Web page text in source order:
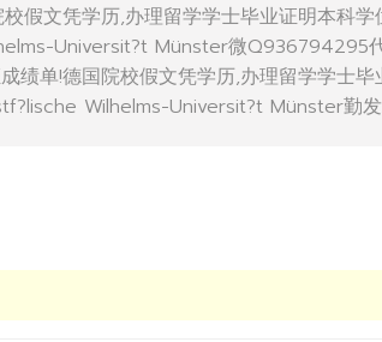
假文凭学历,办理留学学士毕业证明本科学
Universit?t Münster微Q936794295
绩单!德国院校假文凭学历,办理留学学士毕
Wilhelms-Universit?t Münster勤